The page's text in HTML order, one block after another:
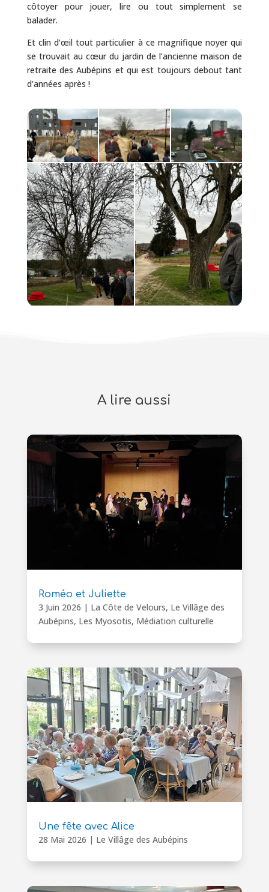
côtoyer pour jouer, lire ou tout simplement se
balader.
Et clin d’œil tout particulier à ce magnifique noyer qui
se trouvait au cœur du jardin de l’ancienne maison de
retraite des Aubépins et qui est toujours debout tant
d’années après !
A lire aussi
Roméo et Juliette
3 Juin 2026 | La Côte de Velours, Le Villâge des
Aubépins, Les Myosotis, Médiation culturelle
Une fête avec Alice
28 Mai 2026 | Le Villâge des Aubépins